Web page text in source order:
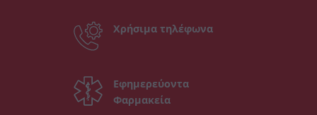
Χρήσιμα τηλέφωνα
Εφημερεύοντα
Φαρμακεία